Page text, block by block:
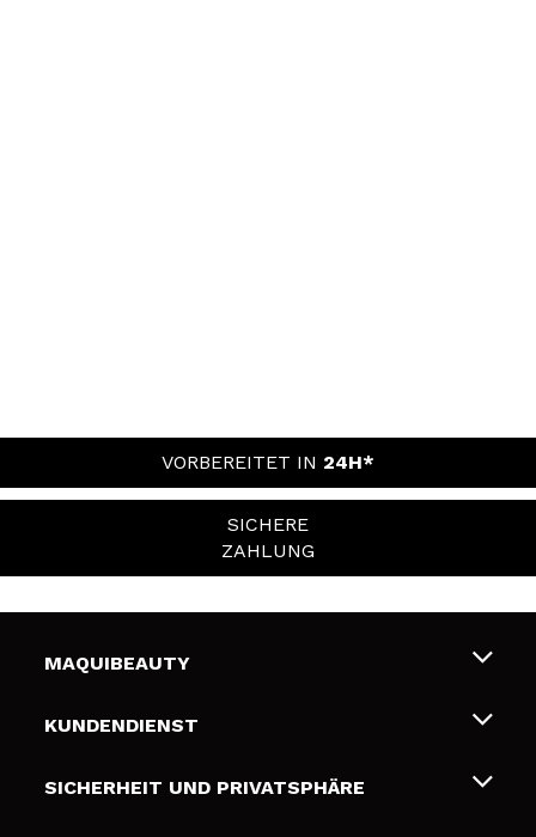
VORBEREITET IN 24H*
SICHERE
ZAHLUNG
MAQUIBEAUTY
Über uns
Geschenkkarten
KUNDENDIENST
Liefer- und Versandkosten
SICHERHEIT UND PRIVATSPHÄRE